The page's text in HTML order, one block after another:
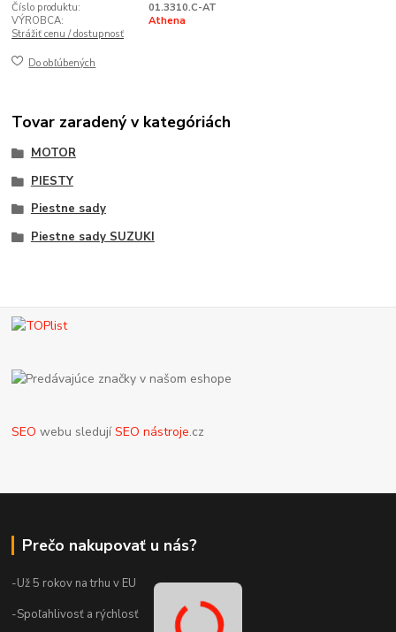
Číslo produktu:
01.3310.C-AT
VÝROBCA:
Athena
Strážiť cenu / dostupnosť
Do obľúbených
Tovar zaradený v kategóriách
MOTOR
PIESTY
Piestne sady
Piestne sady SUZUKI
SEO webu sledujíSEO nástroje.cz
Prečo nakupovať u nás?
-Už 5 rokov na trhu v EU
-Spoľahlivosť a rýchlosť